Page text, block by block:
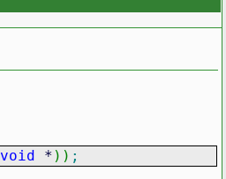
void * ) ) ;